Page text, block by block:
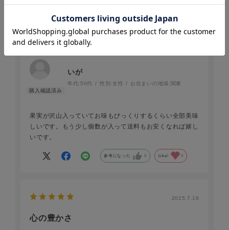
2025.8.12
美味しい！
いが
年代: 50代 性別:女性 お住まいの地域: 関東
果実が沢山入っていてお味もびっくりするくらい全部美味
しいです。もう少し個数が入って送料もお安くなれば嬉し
いです。
参考になった 0 Like! 0
2025.7.18
心の豊かさ